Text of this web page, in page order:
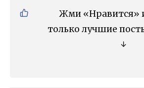
Жми «Нравится»
только лучшие
↓